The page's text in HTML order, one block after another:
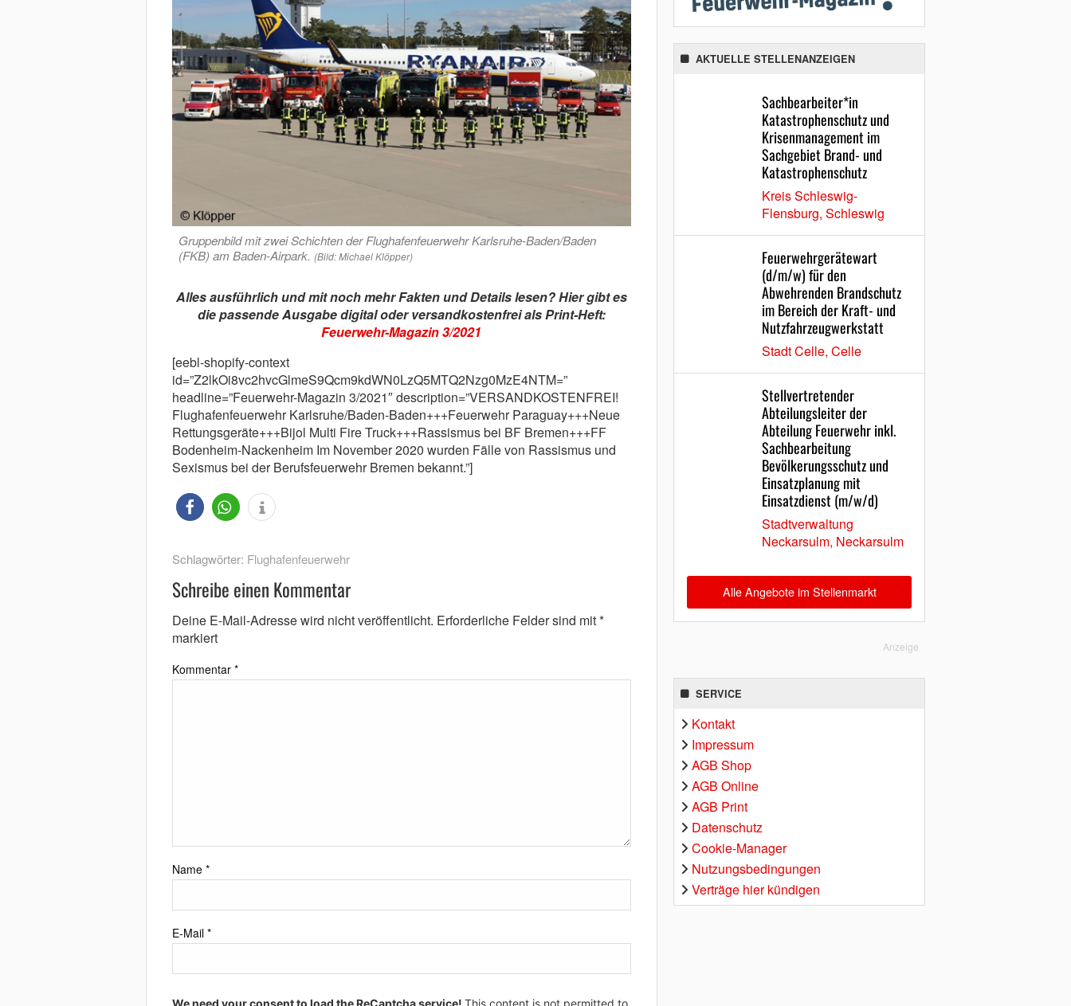
Gruppenbild mit zwei Schichten der Flughafenfeuerwehr Karlsruhe-Baden/Baden
(FKB) am Baden-Airpark. (Bild: Michael Klöpper)
Alles ausführlich und mit noch mehr Fakten und Details lesen? Hier gibt es
die passende Ausgabe digital oder versandkostenfrei als Print-Heft:
Feuerwehr-Magazin 3/2021
[eebl-shopify-context
id=”Z2lkOi8vc2hvcGlmeS9Qcm9kdWN0LzQ5MTQ2Nzg0MzE4NTM=”
headline=”Feuerwehr-Magazin 3/2021″ description=”VERSANDKOSTENFREI!
Flughafenfeuerwehr Karlsruhe/Baden-Baden+++Feuerwehr Paraguay+++Neue
Rettungsgeräte+++Bijol Multi Fire Truck+++Rassismus bei BF Bremen+++FF
Bodenheim-Nackenheim Im November 2020 wurden Fälle von Rassismus und
Sexismus bei der Berufsfeuerwehr Bremen bekannt.”]
Schlagwörter: Flughafenfeuerwehr
Schreibe einen Kommentar
Deine E-Mail-Adresse wird nicht veröffentlicht. Erforderliche Felder sind mit*
markiert
Kommentar *
Name *
E-Mail *
We need your consent to load the ReCaptcha service! This content is not permitted to
AKTUELLE STELLENANZEIGEN
Sachbearbeiter*in
Katastrophenschutz und
Krisenmanagement im
Sachgebiet Brand- und
Katastrophenschutz
Kreis Schleswig-
Flensburg, Schleswig
Feuerwehrgerätewart
(d/m/w) für den
Abwehrenden Brandschutz
im Bereich der Kraft- und
Nutzfahrzeugwerkstatt
Stadt Celle, Celle
Stellvertretender
Abteilungsleiter der
Abteilung Feuerwehr inkl.
Sachbearbeitung
Bevölkerungsschutz und
Einsatzplanung mit
Einsatzdienst (m/w/d)
Stadtverwaltung
Neckarsulm, Neckarsulm
Alle Angebote im Stellenmarkt
Anzeige
SERVICE
Kontakt
Impressum
AGB Shop
AGB Online
AGB Print
Datenschutz
Cookie-Manager
Nutzungsbedingungen
Verträge hier kündigen